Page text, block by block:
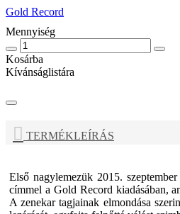
Gold Record
Mennyiség
Kosárba
Kívánságlistára
TERMÉKLEÍRÁS
Első nagylemezük 2015.
címmel a Gold Record kiadásában,
A zenekar tagjainak elmondása